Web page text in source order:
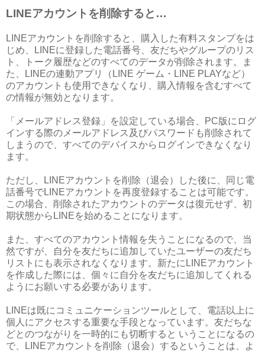
LINEアカウントを削除すると…
LINEアカウントを削除すると、購入した有料スタンプをは
じめ、LINEに登録した電話番号、友だちやグループのリス
ト、トーク履歴などのすべてのデータが削除されます。ま
た、LINEの連動アプリ（LINE ゲーム・LINE PLAYなど）
のアカウントも使用できなくなり、購入情報を含むすべて
の情報が無効となります。
「メールアドレス登録」を設定している場合、PC版にログ
インする際のメールアドレス及びパスワードも削除されて
しまうので、すべてのデバイスからログインできなくなり
ます。
ただし、LINEアカウントを削除（退会）した後に、同じ電
話番号でLINEアカウントを再度登録することは可能です。
この場合、削除されたアカウントのデータは復元せず、初
期状態からLINEを始めることになります。
また、すべてのアカウント情報を失うことになるので、当
然ですが、自分を友だちに追加していたユーザーの友だち
リストにも表示されなくなります。新たにLINEアカウント
を作成した際には、個々に自分を友だちに追加してくれる
ようにお願いする必要があります。
LINEは既にコミュニケーションツールとして、電話以上に
個人にアクセスする重要な手段となっています。友だちな
どとのつながりを一時的にも切断すると いうことになるの
で、LINEアカウントを削除（退会）するということは、よ